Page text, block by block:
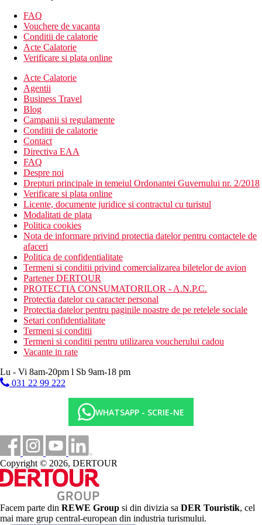
Balcon
Mic dejun zilnic
Serviciu de concierge 24h
Parcare gratuita 24 de ore in functie de disponibilitate
Descrierea hotelului
Hotelul dispune de:
parcare
bar
terasa
receptie 24/7
Descrierea plajei
plaja nisipoasa
sezlonguri si umbrele contra cost
Activitati sportive contra cost
yoga
antrenor personal
Dieta
mic dejun la hotel
Categoria oficiala
4 stele
Site web
https://bitzarohotel.com/
Taxa turistica
Incepand cu 2025, in Grecia exista obligatia de a plati taxa
climatica in functie de categoria de hotel. Taxa nu este inclusa in
tariful ofertei si va fi achitata de catre client la receptia hotelului.
Noile taxe de statiune in Grecia sunt (Aprilie – Octombrie):
10.00 €. Tarifele afisate sunt pe camera/noapte.
6 km
Distanta de cel mai apropiat aeroport
100 m
Magazine
Centrul orasului
FAQ
Vouchere de vacanta
Conditii de calatorie
Acte Calatorie
Verificare si plata online
Acte Calatorie
Agentii
Business Travel
Blog
Campanii si regulamente
Conditii de calatorie
Contact
Directiva EAA
FAQ
Despre noi
Drepturi principale in temeiul Ordonantei Guvernului nr. 2/2018
Verificare si plata online
Licente, documente juridice si contractul cu turistul
Modalitati de plata
Politica cookies
Nota de informare privind protectia datelor pentru contactele de
afaceri
Politica de confidentialitate
Termeni si conditii privind comercializarea biletelor de avion
Partener DERTOUR
PROTECTIA CONSUMATORILOR - A.N.P.C.
Protectia datelor cu caracter personal
Protectia datelor pentru paginile noastre de pe retelele sociale
Setari confidentialitate
Termeni si conditii
Termeni si conditii pentru utilizarea voucherului cadou
Vacante in rate
Lu - Vi 8am-20pm l Sb 9am-18 pm
031 22 99 222
WHATSAPP - SCRIE-NE
Copyright © 2026, DERTOUR
Facem parte din REWE Group si din divizia sa DER Touristik, cel
mai mare grup central-european din industria turismului.